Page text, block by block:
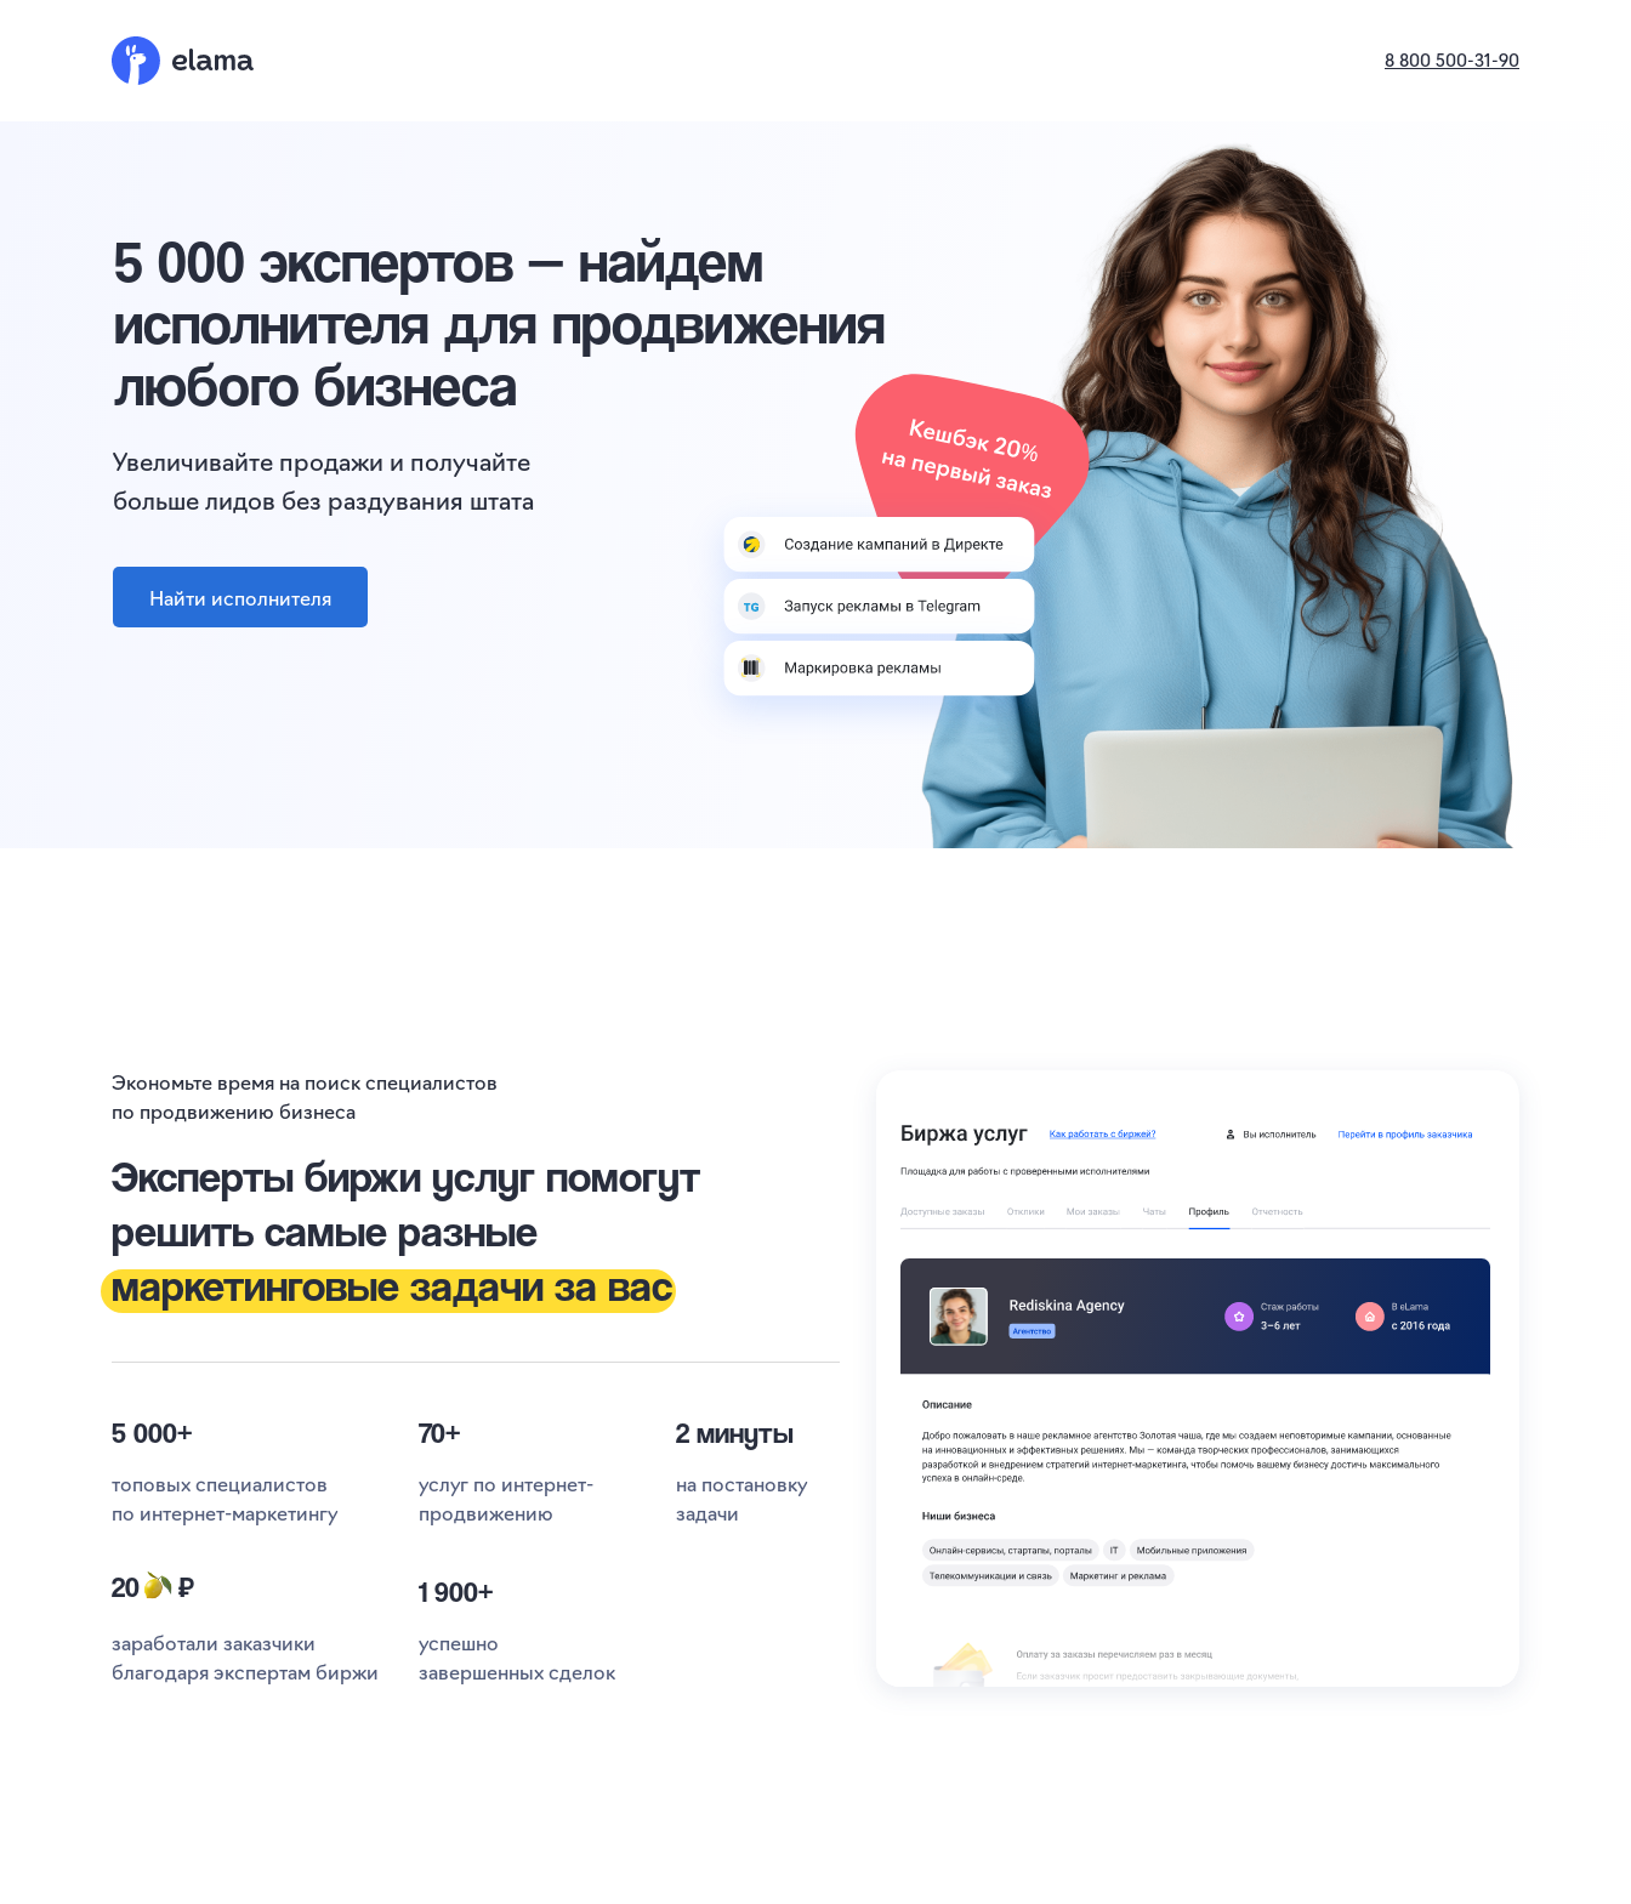
8 800 500-31-90
5 000 экспертов — найдем
исполнителя для продвижения
любого бизнеса
Увеличивайте продажи и получайте
больше лидов без раздувания штата
Найти исполнителя
Экономьте время на поиск специалистов
по продвижению бизнеса
Эксперты биржи услуг помогут
решить самые разные
маркетинговые задачи за вас
5 000+
топовых специалистов
по интернет-маркетингу
70+
услуг по интернет-
продвижению
2 минуты
на постановку
задачи
1 900+
успешно
завершенных сделок
20 ₽
заработали заказчики
благодаря экспертам биржи